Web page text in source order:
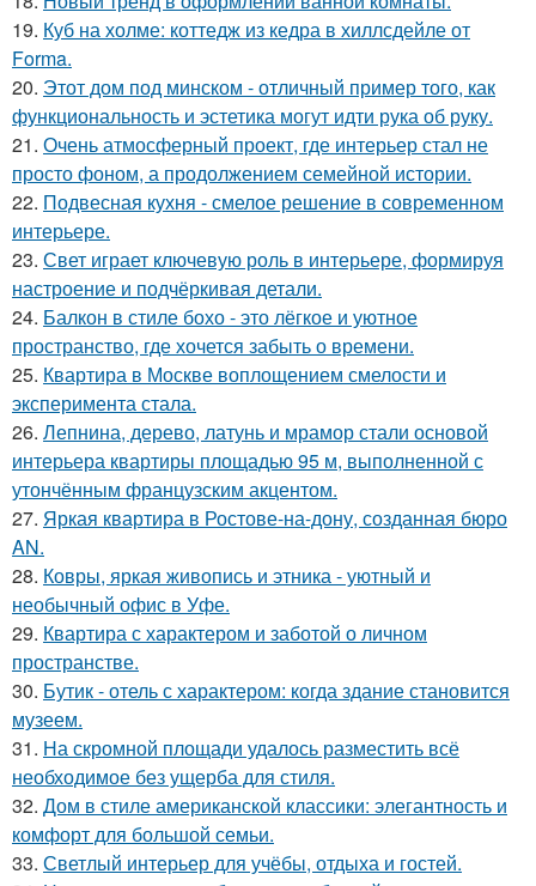
19. Куб на холме: коттедж из кедра в хиллсдейле от
Forma.
20. Этот дом под минском - отличный пример того, как
функциональность и эстетика могут идти рука об руку.
21. Очень атмосферный проект, где интерьер стал не
просто фоном, а продолжением семейной истории.
22. Подвесная кухня - смелое решение в современном
интерьере.
23. Свет играет ключевую роль в интерьере, формируя
настроение и подчёркивая детали.
24. Балкон в стиле бохо - это лёгкое и уютное
пространство, где хочется забыть о времени.
25. Квартира в Москве воплощением смелости и
эксперимента стала.
26. Лепнина, дерево, латунь и мрамор стали основой
интерьера квартиры площадью 95 м, выполненной с
утончённым французским акцентом.
27. Яркая квартира в Ростове-на-дону, созданная бюро
AN.
28. Ковры, яркая живопись и этника - уютный и
необычный офис в Уфе.
29. Квартира с характером и заботой о личном
пространстве.
30. Бутик - отель с характером: когда здание становится
музеем.
31. На скромной площади удалось разместить всё
необходимое без ущерба для стиля.
32. Дом в стиле американской классики: элегантность и
комфорт для большой семьи.
33. Светлый интерьер для учёбы, отдыха и гостей.